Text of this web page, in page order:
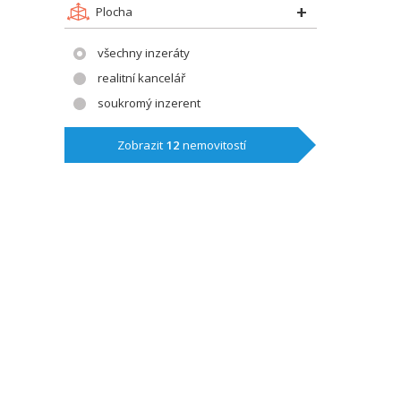
Plocha
všechny inzeráty
realitní kancelář
soukromý inzerent
Zobrazit 12 nemovitostí